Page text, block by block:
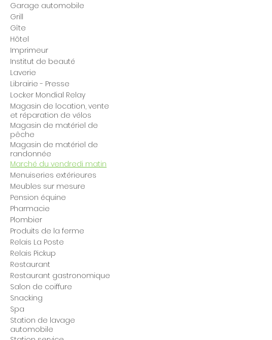
Garage automobile
Grill
Gîte
Hôtel
Imprimeur
Institut de beauté
Laverie
Librairie - Presse
Locker Mondial Relay
Magasin de location, vente
et réparation de vélos
Magasin de matériel de
pêche
Magasin de matériel de
randonnée
Marché du vendredi matin
Menuiseries extérieures
Meubles sur mesure
Pension équine
Pharmacie
Plombier
Produits de la ferme
Relais La Poste
Relais Pickup
Restaurant
Restaurant gastronomique
Salon de coiffure
Snacking
Spa
Station de lavage
automobile